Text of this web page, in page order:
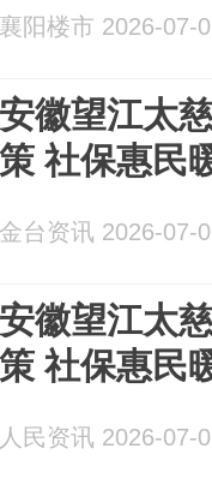
襄阳楼市 2026-07-
安徽望江太
策 社保惠民
金台资讯 2026-07-
安徽望江太
策 社保惠民
人民资讯 2026-07-